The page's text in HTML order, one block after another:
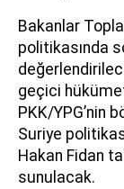
Bakanlar
politikasında
geçici
PKK/YPG’nin
Suriye
Hakan Fidan
sunulacak.